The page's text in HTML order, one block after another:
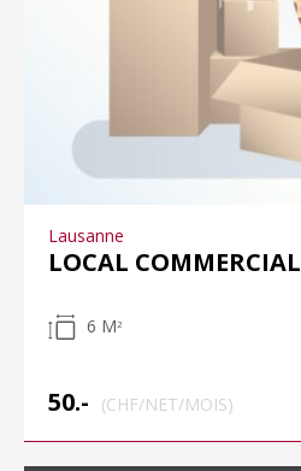
Lausanne
LOCAL COMMERCIAL
6 M 2
50.- (CHF/NET/MOIS)